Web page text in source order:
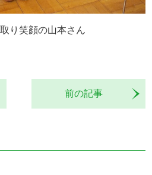
り笑顔の山本さん
前の記事